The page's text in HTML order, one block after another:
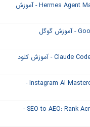
Hermes Agent Masterclass: Build Autonomous AI Workflows - آموزش
Google Antigravity 101: AI Coding Crash Course - آموزش گوگل
Claude Code vs Google Anti Gravity : Build Next.js Apps - آموزش کلود
Instagram AI Masterclass 2026 Grow 100K Followers in 40 Days -
SEO to AEO: Rank Across Google, YouTube, TikTok, & AI Search -